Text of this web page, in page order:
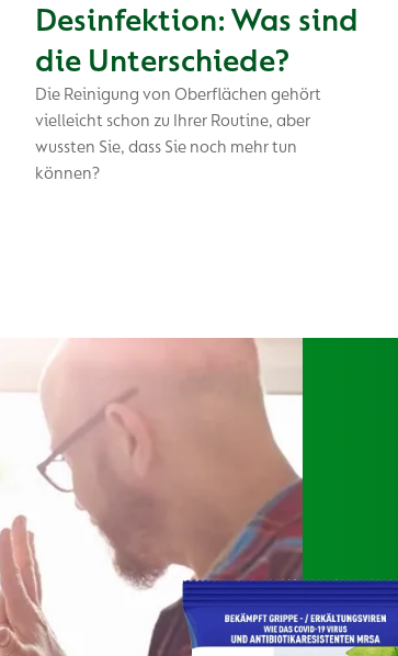
Desinfektion: Was sind
die Unterschiede?
Die Reinigung von Oberflächen gehört
vielleicht schon zu Ihrer Routine, aber
wussten Sie, dass Sie noch mehr tun
können?